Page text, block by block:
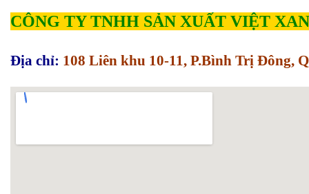
CÔNG TY TNHH SẢN XUẤT VIỆT
Địa chỉ: 108 Liên khu 10-11, P.Bình Trị Đông,